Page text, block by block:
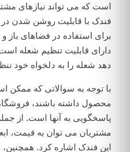
است که می تواند نیازهای
فندک با قابلیت روشن شدن
برای استفاده در فضاهای باز
دارای قابلیت تنظیم شعله
دهد شعله را به دلخواه خود
با توجه به سوالاتی که ممکن
محصول داشته باشند، فروشگاه
پاسخگویی به آنها است. از
مشتریان می توان به قیمت،
این فندک اشاره کرد. همچنین،